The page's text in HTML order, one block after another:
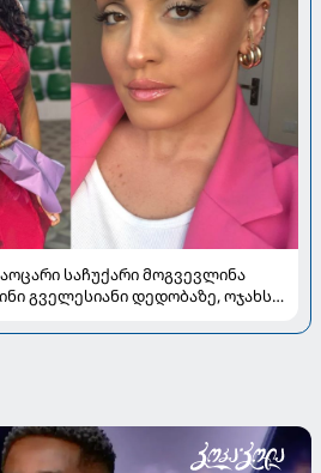
საჩუქარი მოგვევლინა
გველესიანი დედობაზე, ოჯახსა